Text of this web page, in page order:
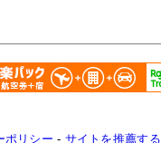
ポリシー - サイトを推薦する